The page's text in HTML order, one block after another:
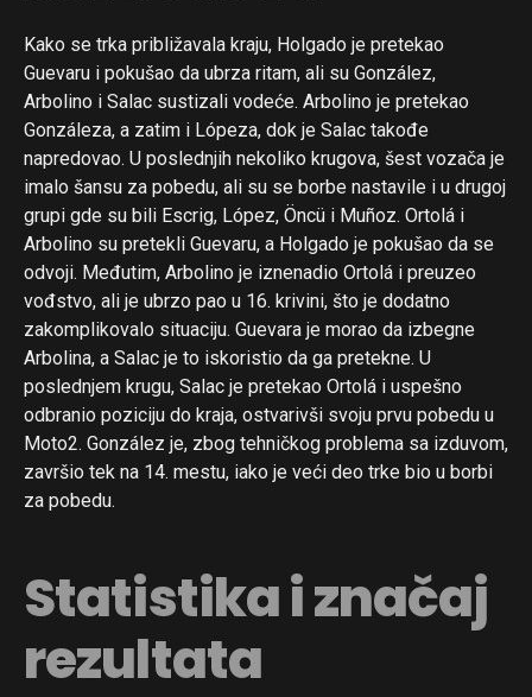
Kako se trka približavala kraju, Holgado je pretekao
Guevaru i pokušao da ubrza ritam, ali su González,
Arbolino i Salac sustizali vodeće. Arbolino je pretekao
Gonzáleza, a zatim i Lópeza, dok je Salac takođe
napredovao. U poslednjih nekoliko krugova, šest vozača je
imalo šansu za pobedu, ali su se borbe nastavile i u drugoj
grupi gde su bili Escrig, López, Öncü i Muñoz. Ortolá i
Arbolino su pretekli Guevaru, a Holgado je pokušao da se
odvoji. Međutim, Arbolino je iznenadio Ortolá i preuzeo
vođstvo, ali je ubrzo pao u 16. krivini, što je dodatno
zakomplikovalo situaciju. Guevara je morao da izbegne
Arbolina, a Salac je to iskoristio da ga pretekne. U
poslednjem krugu, Salac je pretekao Ortolá i uspešno
odbranio poziciju do kraja, ostvarivši svoju prvu pobedu u
Moto2. González je, zbog tehničkog problema sa izduvom,
završio tek na 14. mestu, iako je veći deo trke bio u borbi
za pobedu.
Statistika i značaj
rezultata